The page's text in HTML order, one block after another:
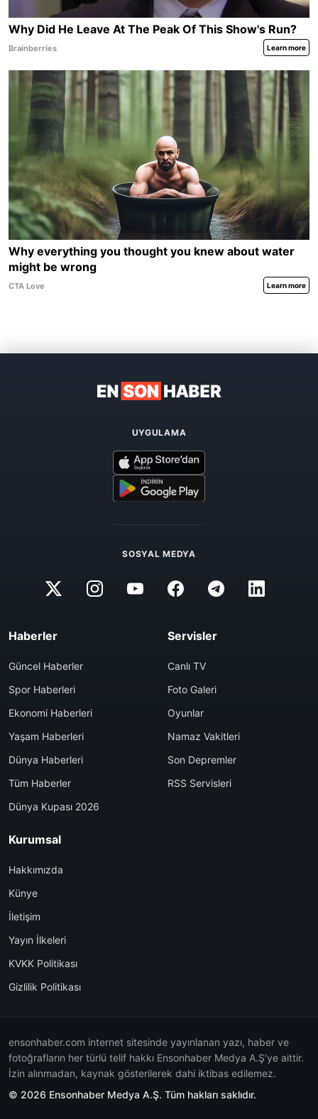
UYGULAMA
SOSYAL MEDYA
Haberler
Güncel Haberler
Spor Haberleri
Ekonomi Haberleri
Yaşam Haberleri
Dünya Haberleri
Tüm Haberler
Dünya Kupası 2026
Servisler
Canlı TV
Foto Galeri
Oyunlar
Namaz Vakitleri
Son Depremler
RSS Servisleri
Kurumsal
Hakkımızda
Künye
İletişim
Yayın İlkeleri
KVKK Politikası
Gizlilik Politikası
ensonhaber.com internet sitesinde yayınlanan yazı, haber ve
fotoğrafların her türlü telif hakkı Ensonhaber Medya A.Ş'ye aittir.
İzin alınmadan, kaynak gösterilerek dahi iktibas edilemez.
© 2026 Ensonhaber Medya A.Ş. Tüm hakları saklıdır.